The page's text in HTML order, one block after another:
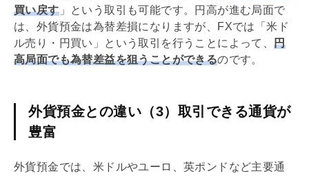
買い戻す」という取引も可能です。円高が進む局面で
は、外貨預金は為替差損になりますが、FXでは「米ド
ル売り・円買い」という取引を行うことによって、円
高局面でも為替差益を狙うことができるのです。
外貨預金との違い（3）取引できる通貨が
豊富
外貨預金では、米ドルやユーロ、英ポンドなど主要通